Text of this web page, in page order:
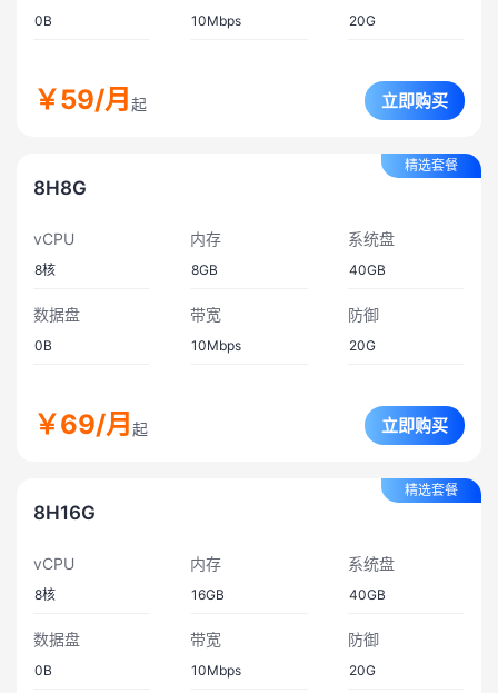
0B 10Mbps 20G
￥59/月起 立即购买
8H8G
精选套餐
vCPU
8核
内存
8GB
系统盘
40GB
数据盘
0B
带宽
10Mbps
防御
20G
￥69/月起 立即购买
8H16G
精选套餐
vCPU
8核
内存
16GB
系统盘
40GB
数据盘
0B
带宽
10Mbps
防御
20G